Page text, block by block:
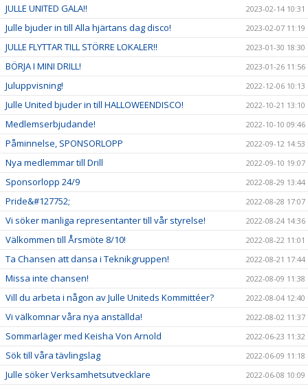
JULLE UNITED GALA!! 2023-02-14 10:31
Julle bjuder in till Alla hjärtans dag disco! 2023-02-07 11:19
JULLE FLYTTAR TILL STÖRRE LOKALER!! 2023-01-30 18:30
BÖRJA I MINI DRILL! 2023-01-26 11:56
Juluppvisning! 2022-12-06 10:13
Julle United bjuder in till HALLOWEENDISCO! 2022-10-21 13:10
Medlemserbjudande! 2022-10-10 09:46
Påminnelse, SPONSORLOPP 2022-09-12 14:53
Nya medlemmar till Drill 2022-09-10 19:07
Sponsorlopp 24/9 2022-08-29 13:44
Pride&#127752; 2022-08-28 17:07
Vi söker manliga representanter till vår styrelse! 2022-08-24 14:36
Välkommen till Årsmöte 8/10! 2022-08-22 11:01
Ta Chansen att dansa i Teknikgruppen! 2022-08-21 17:44
Missa inte chansen! 2022-08-09 11:38
Vill du arbeta i någon av Julle Uniteds Kommittéer? 2022-08-04 12:40
Vi välkomnar våra nya anställda! 2022-08-02 11:37
Sommarläger med Keisha Von Arnold 2022-06-23 11:32
Sök till våra tävlingslag 2022-06-09 11:18
Julle söker Verksamhetsutvecklare
2022-06-08 10:09